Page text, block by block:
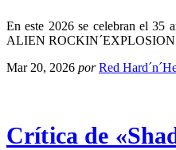
En este 2026 se celebran el 35
ALIEN
Mar 20, 2026 por Red
Crítica de